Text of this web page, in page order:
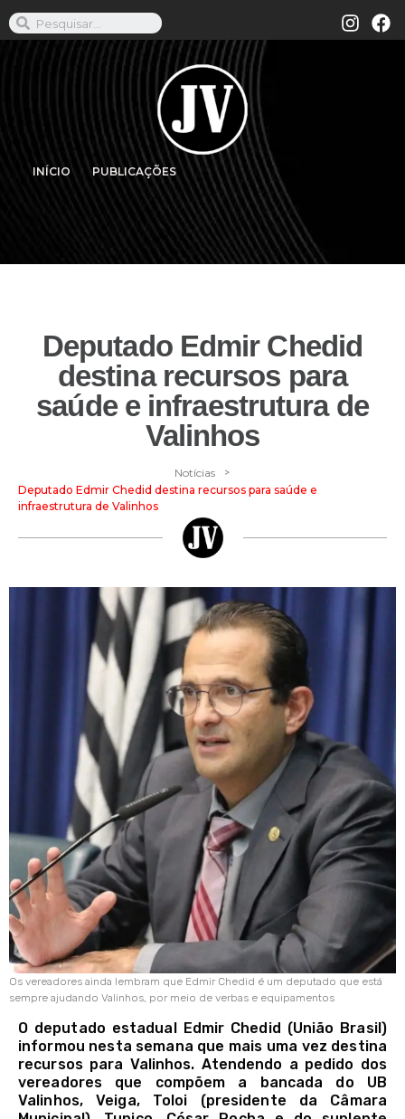
INÍCIO PUBLICAÇÕES
Deputado Edmir Chedid
destina recursos para
saúde e infraestrutura de
Valinhos
Notícias >
Deputado Edmir Chedid destina recursos para saúde e
infraestrutura de Valinhos
Os vereadores ainda lembram que Edmir Chedid é um deputado que está
sempre ajudando Valinhos, por meio de verbas e equipamentos
O deputado estadual Edmir Chedid (União Brasil)
informou nesta semana que mais uma vez destina
recursos para Valinhos. Atendendo a pedido dos
vereadores que compõem a bancada do UB
Valinhos, Veiga, Toloi (presidente da Câmara